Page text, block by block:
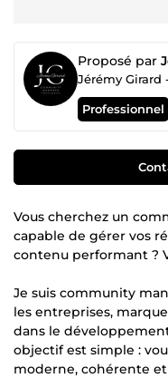
Proposé par
Jérémy Girard
Professionnel
Vous cherchez un
capable de gérer vos
contenu performant ?
Je suis community
les entreprises,
dans le
objectif est simple :
moderne, cohérente